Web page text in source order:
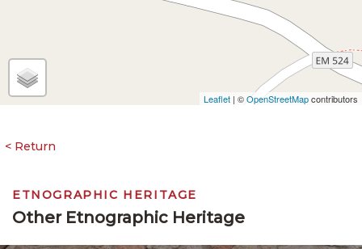
Leaflet | ©OpenStreetMapcontributors
ETNOGRAPHIC HERITAGE
Other Etnographic Heritage